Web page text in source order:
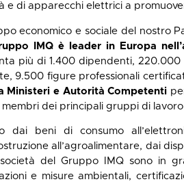
di apparecchi elettrici a
economico e sociale del nostro
IMQ è leader in Europa
più di 1.400 dipendenti,
9.500 figure professionali
Ministeri e Autorità Competenti
dei principali gruppi di
dai beni di consumo
all’agroalimentare, dai
del Gruppo IMQ sono in
e misure ambientali,